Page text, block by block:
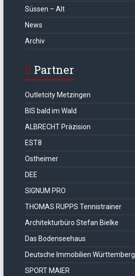
Süssen – Alt
News
Archiv
Partner
Outletcity Metzingen
BIS bald im Wald
ALBRECHT Präzision
EST8
Ostheimer
DEE
SIGNUM PRO
THOMAS RUPPS Tennistrainer
Architekturbüro Stefan Bielke
Das Bodenseehaus
Deutsche Immobilien Württemberg
SPORT MAIER